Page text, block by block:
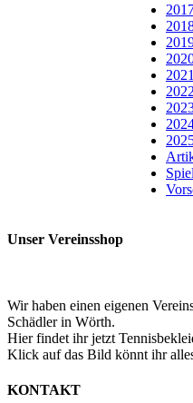
2021
2022
Unser Vereinsshop
Wir haben einen eigenen
Schädler in Wörth.
Hier findet ihr jetzt
Klick auf das Bild könnt ihr
KONTAKT